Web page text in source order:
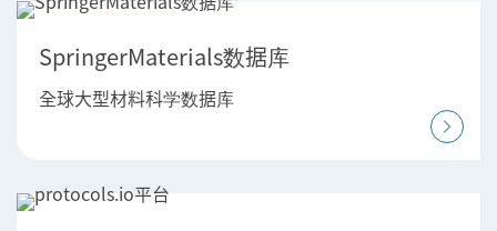
SpringerMaterials数据库
全球大型材料科学数据库